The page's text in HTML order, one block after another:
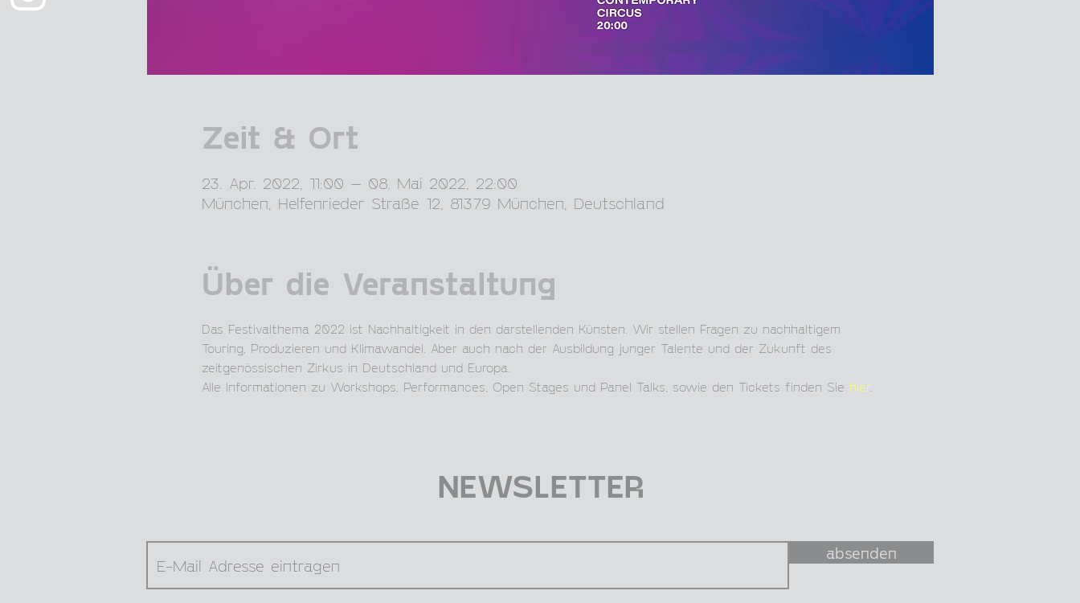
Zeit & Ort
23. Apr. 2022, 11:00 – 08. Mai 2022, 22:00
München, Helfenrieder Straße 12, 81379 München, Deutschland
Über die Veranstaltung
Das Festivalthema 2022 ist Nachhaltigkeit in den darstellenden Künsten. Wir stellen Fragen zu nachhaltigem
Touring, Produzieren und Klimawandel. Aber auch nach der Ausbildung junger Talente und der Zukunft des
zeitgenössischen Zirkus in Deutschland und Europa.
Alle Informationen zu Workshops, Performances, Open Stages und Panel Talks, sowie den Tickets finden Sie hier.
NEWSLETTER
absenden